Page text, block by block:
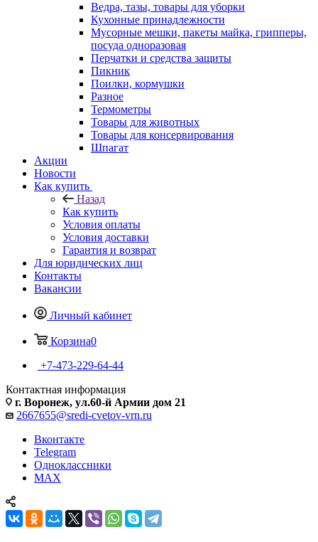
Ведра, тазы, товары для уборки
Кухонные принадлежности
Мусорные мешки, пакеты майка, грипперы,
посуда одноразовая
Перчатки и средства защиты
Пикник
Поилки, кормушки
Разное
Термометры
Товары для животных
Товары для консервирования
Шпагат
Акции
Новости
Как купить
Назад
Как купить
Условия оплаты
Условия доставки
Гарантия и возврат
Для юридических лиц
Контакты
Вакансии
Личный кабинет
Корзина0
+7-473-229-64-44
Контактная информация
г. Воронеж, ул.60-й Армии дом 21
2667655@sredi-cvetov-vrn.ru
Вконтакте
Telegram
Одноклассники
MAX